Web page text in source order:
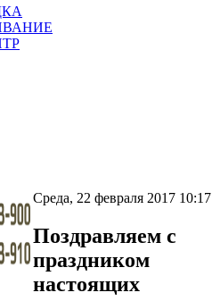
Среда, 22 февраля 2017 10:17
Поздравляем с
праздником
настоящих